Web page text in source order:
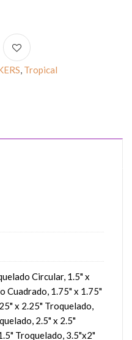
, Tropical
Circular, 1.5" x
Cuadrado, 1.75" x 1.75"
x 2.25" Troquelado,
2.5" x 2.5"
Troquelado, 3.5"x2"